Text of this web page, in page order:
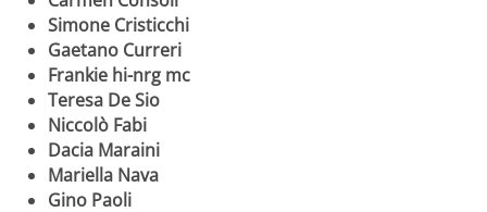
Simone Cristicchi
Gaetano Curreri
Frankie hi-nrg mc
Teresa De Sio
Niccolò Fabi
Dacia Maraini
Mariella Nava
Gino Paoli